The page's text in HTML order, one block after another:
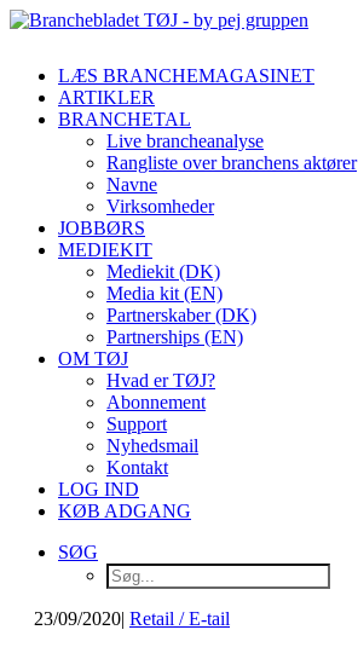
LÆS BRANCHEMAGASINET
ARTIKLER
BRANCHETAL
Live brancheanalyse
Rangliste over branchens aktører
Navne
Virksomheder
JOBBØRS
MEDIEKIT
Mediekit (DK)
Media kit (EN)
Partnerskaber (DK)
Partnerships (EN)
OM TØJ
Hvad er TØJ?
Abonnement
Support
Nyhedsmail
Kontakt
LOG IND
KØB ADGANG
SØG
23/09/2020| Retail / E-tail